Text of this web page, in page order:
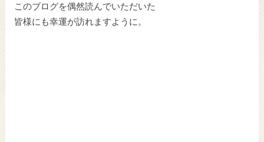
このブログを偶然読んでいただいた
皆様にも幸運が訪れますように。